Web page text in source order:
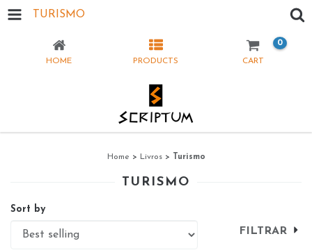
TURISMO
HOME PRODUCTS CART
0
Home > Livros > Turismo
TURISMO
Sort by
FILTRAR